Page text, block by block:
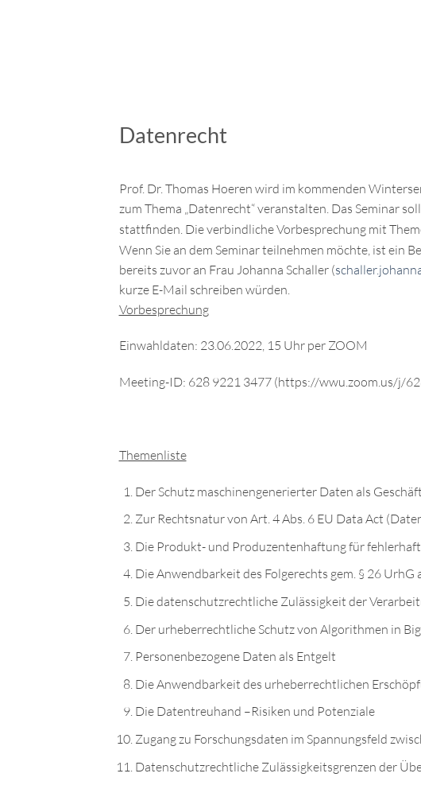
Datenrecht
Prof. Dr. Thomas Hoeren wird im kommenden
zum Thema „Datenrecht“ veranstalten. Das Seminar
stattfinden. Die verbindliche Vorbesprechung mit
Wenn Sie an dem Seminar teilnehmen möchte, ist ein
bereits zuvor an Frau Johanna Schaller (
kurze E-Mail schreiben würden.
Vorbesprechung
Einwahldaten: 23.06.2022, 15 Uhr per ZOOM
Meeting-ID: 628 9221 3477 (https://wwu.zoom.us/j/
Themenliste
Der Schutz maschinengenerierter Daten als
Zur Rechtsnatur von Art. 4 Abs. 6 EU Data Act
Die Produkt- und Produzentenhaftung für
Die Anwendbarkeit des Folgerechts gem. § 26
Die datenschutzrechtliche Zulässigkeit der
Der urheberrechtliche Schutz von Algorithmen in
Personenbezogene Daten als Entgelt
Die Anwendbarkeit des urheberrechtlichen
Die Datentreuhand –Risiken und Potenziale
Zugang zu Forschungsdaten im Spannungsfeld
Datenschutzrechtliche Zulässigkeitsgrenzen der